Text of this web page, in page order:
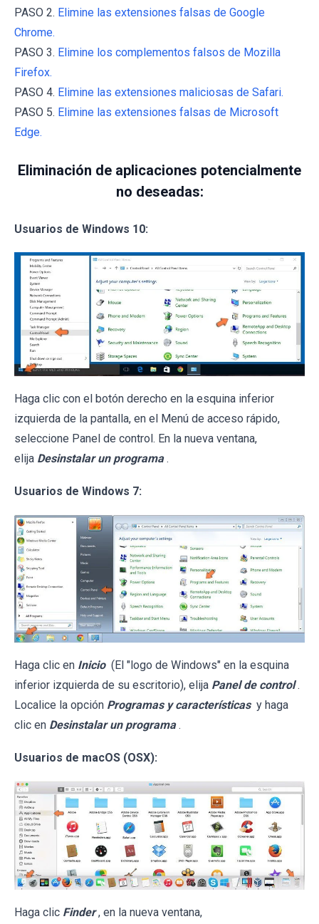
PASO 2. Elimine las extensiones falsas de Google
Chrome.
PASO 3. Elimine los complementos falsos de Mozilla
Firefox.
PASO 4. Elimine las extensiones maliciosas de Safari.
PASO 5. Elimine las extensiones falsas de Microsoft
Edge.
Eliminación de aplicaciones potencialmente
no deseadas:
Usuarios de Windows 10:
Haga clic con el botón derecho en la esquina inferior
izquierda de la pantalla, en el Menú de acceso rápido,
seleccione Panel de control. En la nueva ventana,
elija Desinstalar un programa .
Usuarios de Windows 7:
Haga clic en Inicio (El "logo de Windows" en la esquina
inferior izquierda de su escritorio), elija Panel de control .
Localice la opción Programas y características y haga
clic en Desinstalar un programa .
Usuarios de macOS (OSX):
Haga clic Finder , en la nueva ventana,